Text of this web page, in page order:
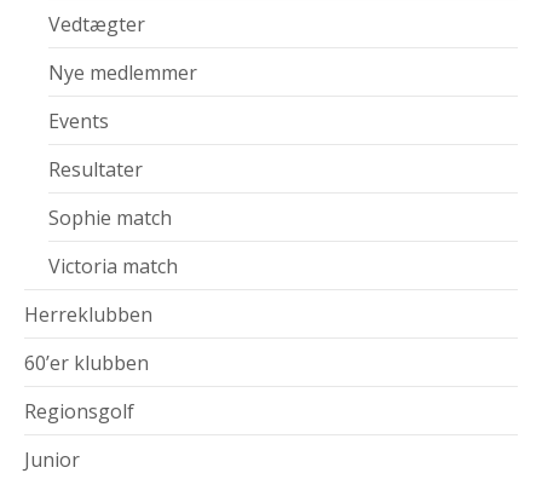
Vedtægter
Nye medlemmer
Events
Resultater
Sophie match
Victoria match
Herreklubben
60’er klubben
Regionsgolf
Junior